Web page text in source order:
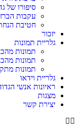
סיפורו של גדוד 46
עקבות הברזל –
חטיבת
יזכור
גלריית תמונות
תמונות
תמונות
תמונות
גלריית וידאו
ראיונות אנשי
מצגות
יצירת קשר